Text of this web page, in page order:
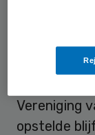
elke
behandelt.
werkwijze
Vereniging
opstelde